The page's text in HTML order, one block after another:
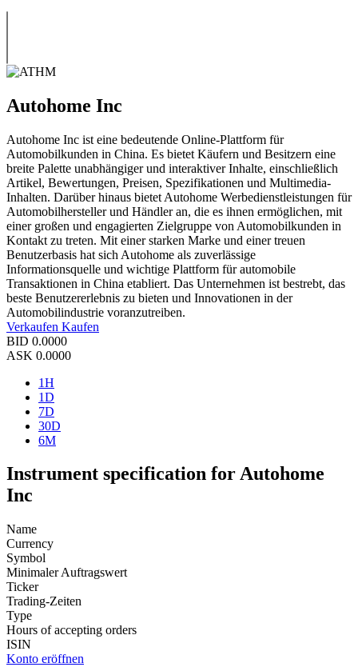
Autohome Inc
Autohome Inc ist eine bedeutende Online-Plattform für
Automobilkunden in China. Es bietet Käufern und Besitzern eine
breite Palette unabhängiger und interaktiver Inhalte, einschließlich
Artikel, Bewertungen, Preisen, Spezifikationen und Multimedia-
Inhalten. Darüber hinaus bietet Autohome Werbedienstleistungen für
Automobilhersteller und Händler an, die es ihnen ermöglichen, mit
einer großen und engagierten Zielgruppe von Automobilkunden in
Kontakt zu treten. Mit einer starken Marke und einer treuen
Benutzerbasis hat sich Autohome als zuverlässige
Informationsquelle und wichtige Plattform für automobile
Transaktionen in China etabliert. Das Unternehmen ist bestrebt, das
beste Benutzererlebnis zu bieten und Innovationen in der
Automobilindustrie voranzutreiben.
Verkaufen Kaufen
BID 0.0000
ASK 0.0000
1H
1D
7D
30D
6M
Instrument specification for Autohome
Inc
Name
Currency
Symbol
Minimaler Auftragswert
Ticker
Trading-Zeiten
Type
Hours of accepting orders
ISIN
Konto eröffnen